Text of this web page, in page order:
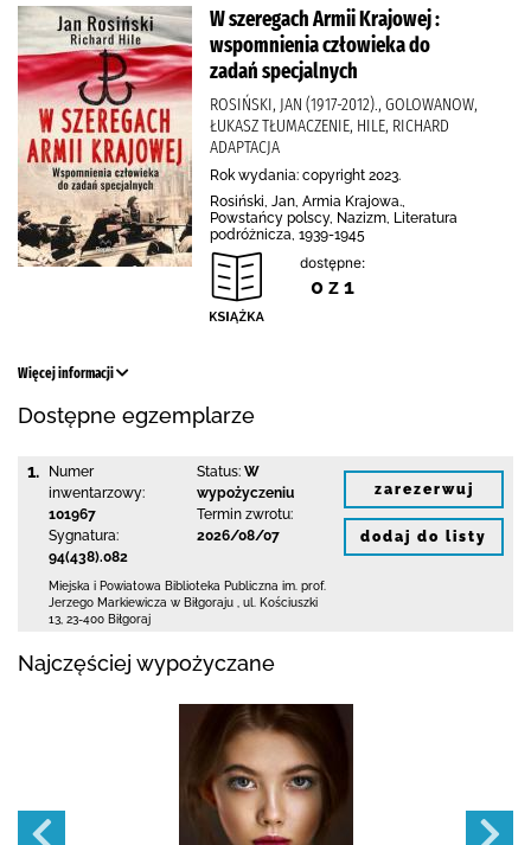
W szeregach Armii Krajowej :
wspomnienia człowieka do
zadań specjalnych
ROSIŃSKI, JAN (1917-2012)., GOLOWANOW,
ŁUKASZ TŁUMACZENIE, HILE, RICHARD
ADAPTACJA
Rok wydania: copyright 2023.
Rosiński, Jan, Armia Krajowa.,
Powstańcy polscy, Nazizm, Literatura
podróżnicza, 1939-1945
dostępne:
0 z 1
Więcej informacji
Dostępne egzemplarze
1.
Numer
inwentarzowy:
101967
Sygnatura:
94(438).082
Status: W
wypożyczeniu
Termin zwrotu:
2026/08/07
Miejska i Powiatowa Biblioteka Publiczna im. prof.
Jerzego Markiewicza w Biłgoraju
ul. Kościuszki
13 23-400 Biłgoraj
zarezerwuj
dodaj do listy
Najczęściej wypożyczane